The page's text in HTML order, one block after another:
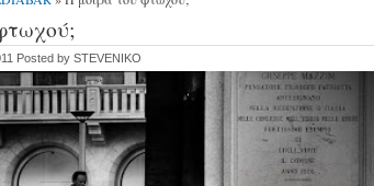
Posted by STEVENIKO